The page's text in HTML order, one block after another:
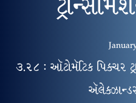
૩.૨૮ : ઑટોમૅટિક પિક્ચર